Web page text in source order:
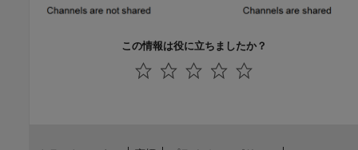
この情報は役に立ちましたか？